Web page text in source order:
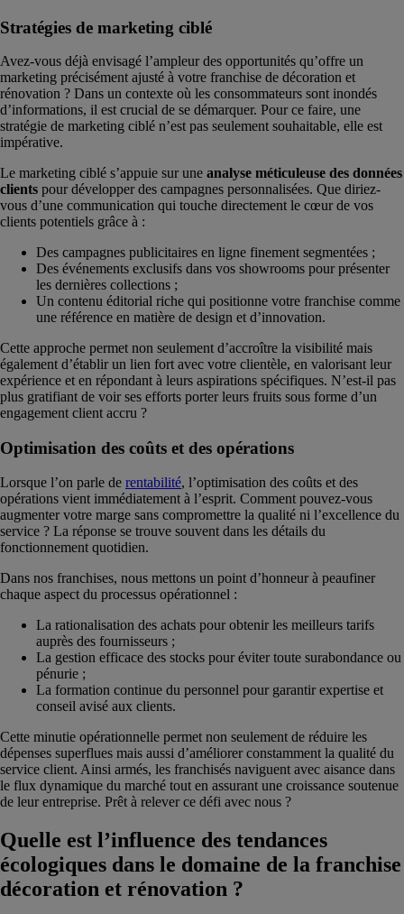
Stratégies de marketing ciblé
Avez-vous déjà envisagé l’ampleur des opportunités qu’offre un
marketing précisément ajusté à votre franchise de décoration et
rénovation ? Dans un contexte où les consommateurs sont inondés
d’informations, il est crucial de se démarquer. Pour ce faire, une
stratégie de marketing ciblé n’est pas seulement souhaitable, elle est
impérative.
Le marketing ciblé s’appuie sur une analyse méticuleuse des données
clients pour développer des campagnes personnalisées. Que diriez-
vous d’une communication qui touche directement le cœur de vos
clients potentiels grâce à :
Des campagnes publicitaires en ligne finement segmentées ;
Des événements exclusifs dans vos showrooms pour présenter
les dernières collections ;
Un contenu éditorial riche qui positionne votre franchise comme
une référence en matière de design et d’innovation.
Cette approche permet non seulement d’accroître la visibilité mais
également d’établir un lien fort avec votre clientèle, en valorisant leur
expérience et en répondant à leurs aspirations spécifiques. N’est-il pas
plus gratifiant de voir ses efforts porter leurs fruits sous forme d’un
engagement client accru ?
Optimisation des coûts et des opérations
Lorsque l’on parle de rentabilité, l’optimisation des coûts et des
opérations vient immédiatement à l’esprit. Comment pouvez-vous
augmenter votre marge sans compromettre la qualité ni l’excellence du
service ? La réponse se trouve souvent dans les détails du
fonctionnement quotidien.
Dans nos franchises, nous mettons un point d’honneur à peaufiner
chaque aspect du processus opérationnel :
La rationalisation des achats pour obtenir les meilleurs tarifs
auprès des fournisseurs ;
La gestion efficace des stocks pour éviter toute surabondance ou
pénurie ;
La formation continue du personnel pour garantir expertise et
conseil avisé aux clients.
Cette minutie opérationnelle permet non seulement de réduire les
dépenses superflues mais aussi d’améliorer constamment la qualité du
service client. Ainsi armés, les franchisés naviguent avec aisance dans
le flux dynamique du marché tout en assurant une croissance soutenue
de leur entreprise. Prêt à relever ce défi avec nous ?
Quelle est l’influence des tendances
écologiques dans le domaine de la franchise
décoration et rénovation ?